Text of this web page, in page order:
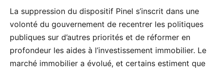
La suppression du dispositif Pinel s’inscrit dans une
volonté du gouvernement de recentrer les politiques
publiques sur d’autres priorités et de réformer en
profondeur les aides à l’investissement immobilier. Le
marché immobilier a évolué, et certains estiment que